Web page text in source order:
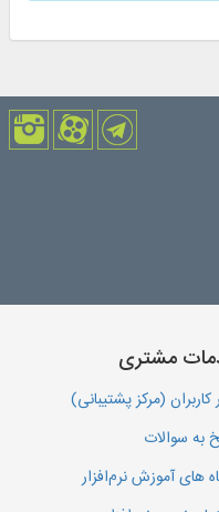
مشتری
کاربران (مرکز پشتیبانی)
به سوالات
های آموزش نرم‌افزار